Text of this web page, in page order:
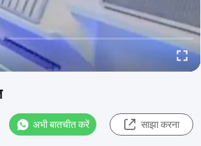
अभी बातचीत करें साझा करना